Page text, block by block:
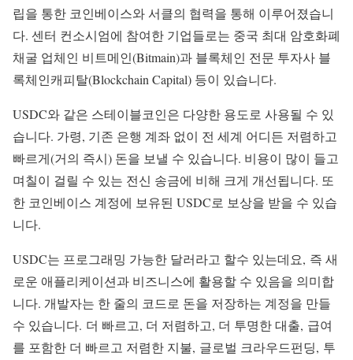
립을 통한 코인베이스와 서클의 협력을 통해 이루어졌습니
다. 센터 컨소시엄에 참여한 기업들로는 중국 최대 암호화폐
채굴 업체인 비트메인(Bitmain)과 블록체인 전문 투자사 블
록체인캐피탈(Blockchain Capital) 등이 있습니다.
USDC와 같은 스테이블코인은 다양한 용도로 사용될 수 있
습니다. 가령, 기존 은행 계좌 없이 전 세계 어디든 저렴하고
빠르게(거의 즉시) 돈을 보낼 수 있습니다. 비용이 많이 들고
며칠이 걸릴 수 있는 전신 송금에 비해 크게 개선됩니다. 또
한 코인베이스 계정에 보유된 USDC로 보상을 받을 수 있습
니다.
USDC는 프로그래밍 가능한 달러라고 할수 있는데요, 즉 새
로운 애플리케이션과 비즈니스에 활용할 수 있음을 의미합
니다. 개발자는 한 줄의 코드로 돈을 저장하는 계정을 만들
수 있습니다. 더 빠르고, 더 저렴하고, 더 투명한 대출, 급여
를 포함한 더 빠르고 저렴한 지불, 글로벌 크라우드펀딩, 투